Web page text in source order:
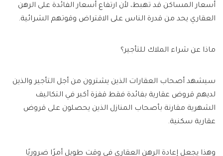
أسعار المساكن قد تهبط، لأن ارتفاع أسعار الفائدة على الرهن
العقاري يحد من قدرة الناس على الاقتراض وقوتهم الشرائية.
ماذا عن شراء الملاك للتأجير؟
سيشهد أصحاب العقارات الذين يشترون من أجل التأجير والذين
لديهم قروض عقارية بفائدة فقط قفزة أكبر في التكاليف
الشهرية مقارنة بأصحاب المنازل الذين يحصلون على قروض
عقارية سكنية.
وهذا يجعل إعادة الرهن العقاري في وقت طويل أمرًا ضروريًا